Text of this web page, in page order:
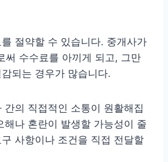
절약할 수 있습니다. 중개사가
써 수수료를 아끼게 되고, 그만
되는 경우가 많습니다.
간의 직접적인 소통이 원활해집
해나 혼란이 발생할 가능성이 줄
사항이나 조건을 직접 전달할